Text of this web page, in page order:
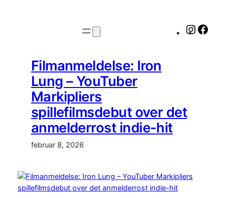
Filmanmeldelse: Iron
Lung – YouTuber
Markipliers
spillefilmsdebut over det
anmelderrost indie-hit
februar 8, 2026